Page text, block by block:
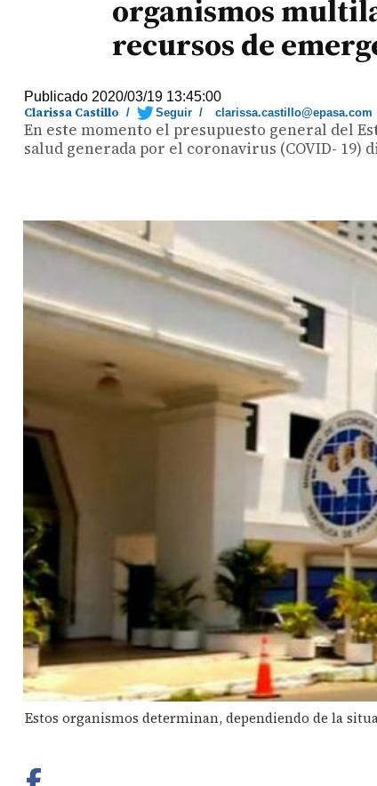
organismos
recursos de
Publicado 2020/03/19 13:45:00
Clarissa Castillo / Seguir / clarissa.castillo@epasa.com
En este momento el presupuesto general del
salud generada por el coronavirus (COVID-
Estos organismos determinan, dependiendo de la